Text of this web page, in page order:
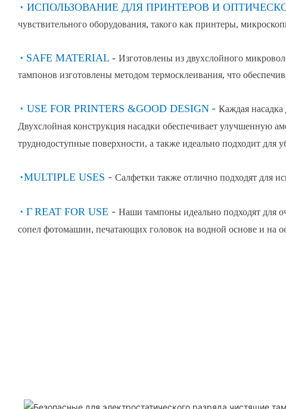
◔ ИСПОЛЬЗОВАНИЕ ДЛЯ ПРИНТЕРОВ И
чувствительного оборудования, такого как принтеры,
◔ SAFE MATERIAL - Изготовлены из двухслойного
тампонов изготовлены методом термосклеивания, что
◔ USE FOR PRINTERS &GOOD DESIGN - Каждая
Двухслойная конструкция насадки обеспечивает улучшенную
труднодоступные поверхности, а также идеально подходит для
◔MULTIPLE USES - Салфетки также отлично подходят для
◔ Г REAT FOR USE - Наши тампоны идеально подходят для
сопел фотомашин, печатающих головок на водной основе и на